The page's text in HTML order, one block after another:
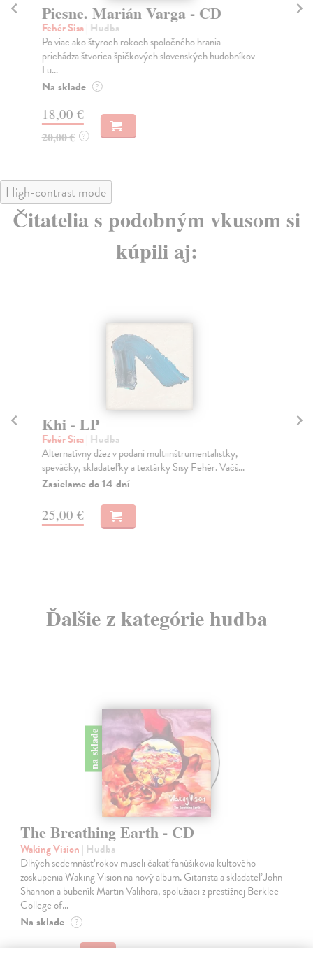
Piesne. Marián Varga - CD
Fehér Sisa| Hudba
Po viac ako štyroch rokoch spoločného hrania
prichádza štvorica špičkových slovenských hudobníkov
Lu...
Na sklade ?
18,00 €
20,00 € ?
High-contrast mode
Čitatelia s podobným vkusom si
kúpili aj:
Khi - LP
Fehér Sisa| Hudba
Alternatívny džez v podaní multiinštrumentalistky,
speváčky, skladateľky a textárky Sisy Fehér. Väčš...
Zasielame do 14 dní
25,00 €
Ďalšie z kategórie hudba
na sklade
The Breathing Earth - CD
Waking Vision | Hudba
Dlhých sedemnásť rokov museli čakať fanúšikovia kultového
zoskupenia Waking Vision na nový album. Gitarista a skladateľ John
Shannon a bubeník Martin Valihora, spolužiaci z prestížnej Berklee
College of…
Na sklade ?
13,00 €